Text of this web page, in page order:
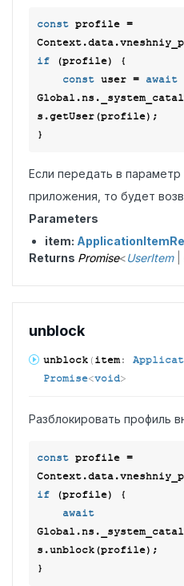
const profile =
if (profile) {
const user = await
s.getUser(profile);
Если передать в параметр
приложения, то будет
Parameters
item:
Returns Promise<UserItem|
unblock
unblock (item:
Promise<void>
Разблокировать профиль
const profile =
if (profile) {
await
s.unblock(profile);